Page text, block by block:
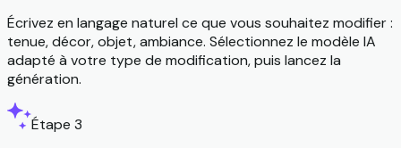
Écrivez en langage naturel ce que vous souhaitez modifier :
tenue, décor, objet, ambiance. Sélectionnez le modèle IA
adapté à votre type de modification, puis lancez la
génération.
Étape 3